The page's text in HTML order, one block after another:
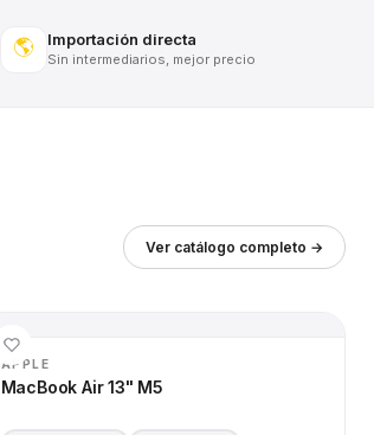
🌎 Importación directa
Sin intermediarios, mejor precio
Ver catálogo completo →
APPLE
MacBook Air 13" M5